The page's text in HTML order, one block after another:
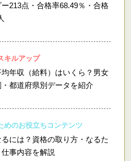
213点・合格率68.49％・合格
キルアップ
年収（給料）はいくら？男女
都道府県別データを紹介
めのお役立ちコンテンツ
には？資格の取り方・なるた
事内容を解説